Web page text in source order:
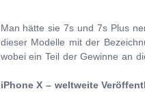
Man hätte sie 7s und 7s Plus
dieser Modelle mit der
wobei ein Teil der Gewinne an
iPhone X – weltweite